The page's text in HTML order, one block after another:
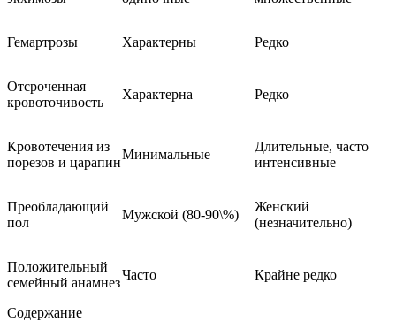
Гемартрозы Характерны Редко
Отсроченная
кровоточивость
Характерна Редко
Кровотечения из
порезов и царапин
Минимальные
Длительные, часто
интенсивные
Преобладающий
пол
Мужской (80-90\%)
Женский
(незначительно)
Положительный
семейный анамнез
Часто Крайне редко
Содержание